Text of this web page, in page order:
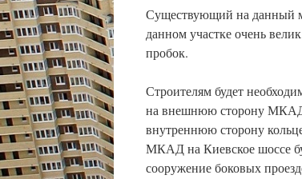
Существующий на данный
данном участке очень
пробок.
Строителям будет
на внешнюю сторону МКАД
внутреннюю сторону
МКАД на Киевское шоссе
сооружение боковых